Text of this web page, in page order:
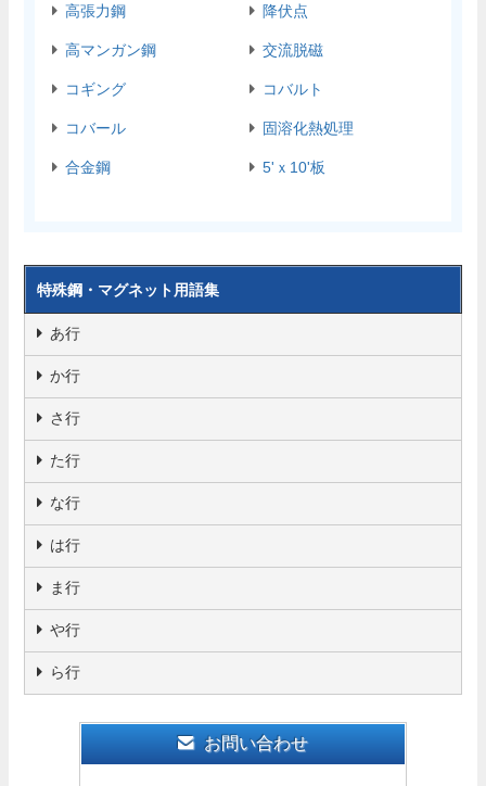
高張力鋼 降伏点
高マンガン鋼 交流脱磁
コギング コバルト
コバール 固溶化熱処理
合金鋼 5'ｘ10'板
特殊鋼・マグネット用語集
あ行
か行
さ行
た行
な行
は行
ま行
や行
ら行
お問い合わせ